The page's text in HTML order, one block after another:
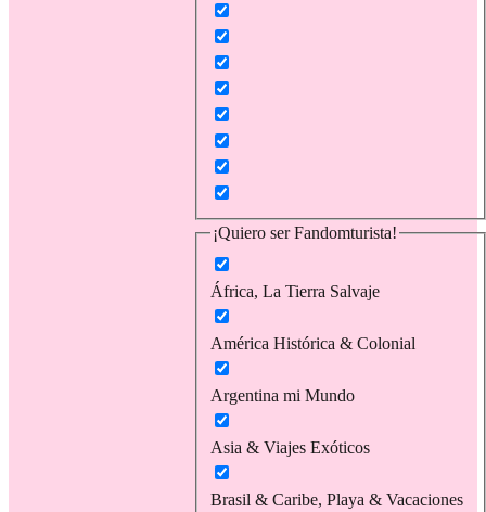
¡Quiero ser Fandomturista!
África, La Tierra Salvaje
América Histórica & Colonial
Argentina mi Mundo
Asia & Viajes Exóticos
Brasil & Caribe, Playa & Vacaciones